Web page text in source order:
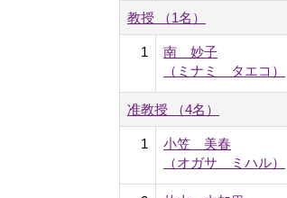
教授 （1名）
1
南 妙子
（ミナミ タエコ）
准教授 （4名）
1
小笠 美春
（オガサ ミハル）